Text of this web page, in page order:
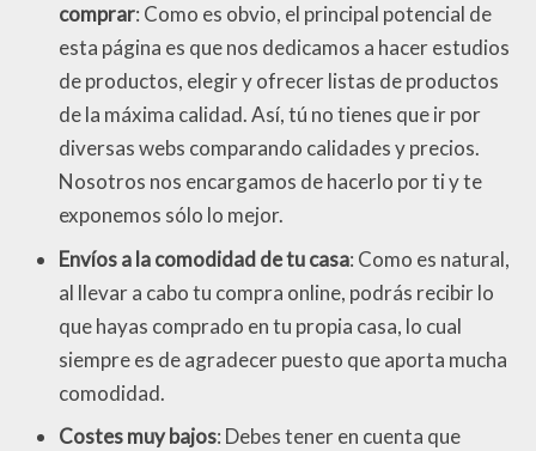
comprar: Como es obvio, el principal potencial de
esta página es que nos dedicamos a hacer estudios
de productos, elegir y ofrecer listas de productos
de la máxima calidad. Así, tú no tienes que ir por
diversas webs comparando calidades y precios.
Nosotros nos encargamos de hacerlo por ti y te
exponemos sólo lo mejor.
Envíos a la comodidad de tu casa: Como es natural,
al llevar a cabo tu compra online, podrás recibir lo
que hayas comprado en tu propia casa, lo cual
siempre es de agradecer puesto que aporta mucha
comodidad.
Costes muy bajos: Debes tener en cuenta que